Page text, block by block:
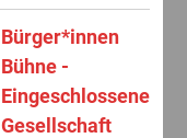
Bürger*innen
Bühne -
Eingeschlossene
Gesellschaft